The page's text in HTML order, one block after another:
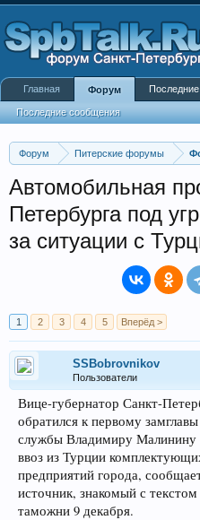
Форум Питерские форумы
Автомобильная
Петербурга под
за ситуации с
1 2 3 4 5 Вперёд >
SSBobrovnikov
Пользователи
Вице-губернатор Санкт-
обратился к первому
службы Владимиру Малинину
ввоз из Турции
предприятий города,
источник, знакомый с
таможни 9 декабря.
Главная Форум
Последние сообщения